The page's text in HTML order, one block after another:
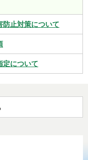
防止対策について
定について